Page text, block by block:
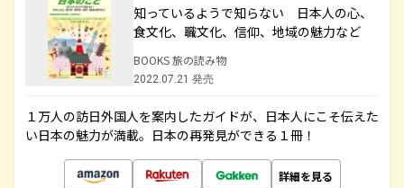
知っているようで知らない 日本人の心、
食文化、職文化、信仰、地域の魅力など
BOOKS 旅の読み物
2022.07.21 発売
１万人の訪日外国人を案内したガイドが、日本人にこそ伝えた
い日本の魅力が満載。日本の再発見ができる１冊！
詳細を見る